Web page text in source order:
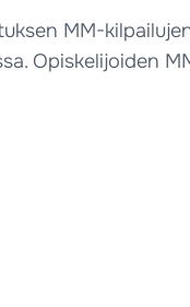
MM-
Opiskelijoiden